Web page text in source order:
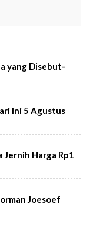
yang Disebut-
Ini 5 Agustus
Jernih Harga Rp1
Joesoef